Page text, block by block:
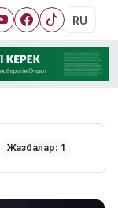
RU
Жазбалар: 1